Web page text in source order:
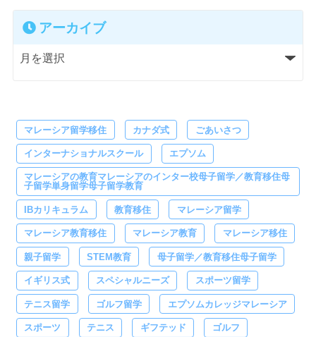
アーカイブ
マレーシア留学移住 カナダ式 ごあいさつ
インターナショナルスクール エプソム
マレーシアの教育マレーシアのインター校母子留学／教育移住母
子留学単身留学母子留学教育
IBカリキュラム 教育移住 マレーシア留学
マレーシア教育移住 マレーシア教育 マレーシア移住
親子留学 STEM教育 母子留学／教育移住母子留学
イギリス式 スペシャルニーズ スポーツ留学
テニス留学 ゴルフ留学 エプソムカレッジマレーシア
スポーツ テニス ギフテッド ゴルフ